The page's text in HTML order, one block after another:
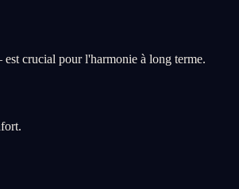
crucial pour l'harmonie à long terme.